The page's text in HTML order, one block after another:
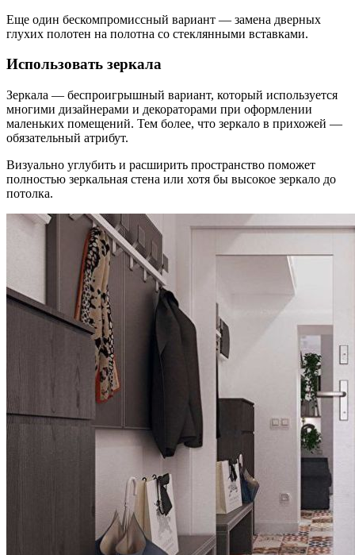
Еще один бескомпромиссный вариант — замена дверных
глухих полотен на полотна со стеклянными вставками.
Использовать зеркала
Зеркала — беспроигрышный вариант, который используется
многими дизайнерами и декораторами при оформлении
маленьких помещений. Тем более, что зеркало в прихожей —
обязательный атрибут.
Визуально углубить и расширить пространство поможет
полностью зеркальная стена или хотя бы высокое зеркало до
потолка.